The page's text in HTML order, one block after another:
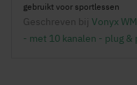
gebruikt voor sportlessen
Geschreven bij Vonyx
- met 10 kanalen - plug &